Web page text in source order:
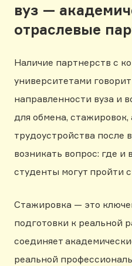
вуз —
отраслевые
Наличие партнерств с
университетами
направленности вуза и
для обмена, стажировок,
трудоустройства после
возникать вопрос: где и
студенты могут пройти
Стажировка — это
подготовки к реальной
соединяет
реальной